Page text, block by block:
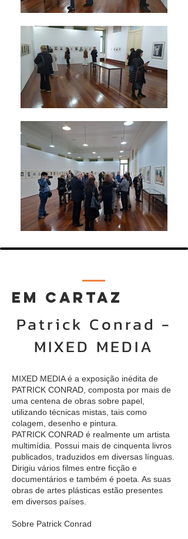
EM CARTAZ
Patrick Conrad -
MIXED MEDIA
MIXED MEDIA é a exposição inédita de
PATRICK CONRAD, composta por mais de
uma centena de obras sobre papel,
utilizando técnicas mistas, tais como
colagem, desenho e pintura.
PATRICK CONRAD é realmente um artista
multimídia. Possui mais de cinquenta livros
publicados, traduzidos em diversas línguas.
Dirigiu vários filmes entre ficção e
documentários e também é poeta. As suas
obras de artes plásticas estão presentes
em diversos países.
Sobre Patrick Conrad